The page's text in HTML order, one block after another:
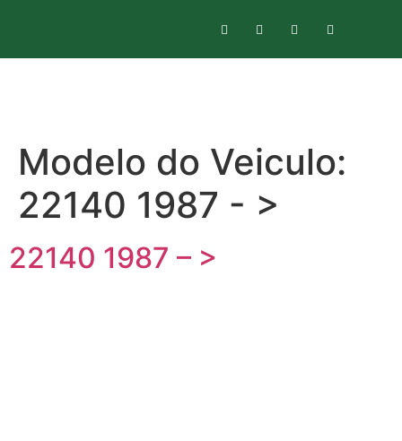
Modelo do Veiculo:
22140 1987 - >
22140 1987 – >